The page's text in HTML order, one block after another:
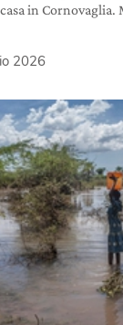
in
2026